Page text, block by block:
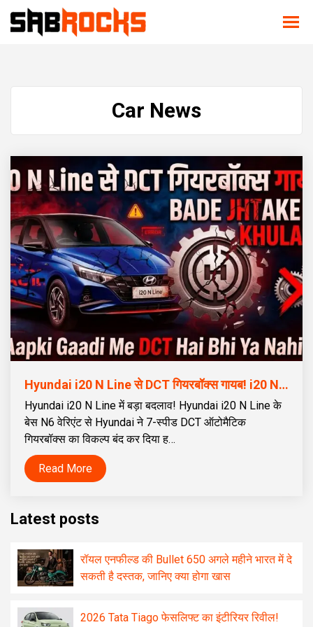
Car News
Hyundai i20 N Line से DCT गियरबॉक्स गायब! i20 N Line Buyers को बड़ा झटका!
Hyundai i20 N Line में बड़ा बदलाव! Hyundai i20 N Line के
बेस N6 वेरिएंट से Hyundai ने 7-स्पीड DCT ऑटोमैटिक
गियरबॉक्स का विकल्प बंद कर दिया ह…
Read More
Latest posts
रॉयल एनफील्ड की Bullet 650 अगले महीने भारत में दे
सकती है दस्तक, जानिए क्या होगा खास
2026 Tata Tiago फेसलिफ्ट का इंटीरियर रिवील!